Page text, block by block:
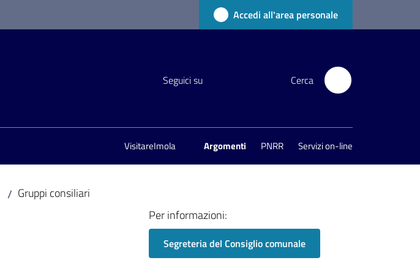
Accedi all'area personale
Seguici su Cerca
VisitareImola Argomenti PNRR Servizi on-line
/ Gruppi consiliari
Per informazioni:
Segreteria del Consiglio comunale